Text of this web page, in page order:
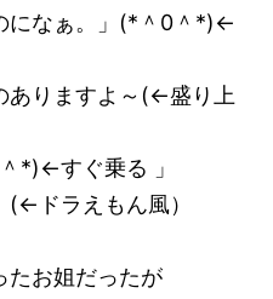
になぁ。」(*＾0＾*)←
りますよ～(←盛り上
*)←すぐ乗る 」
(←ドラえもん風）
たお姐だったが